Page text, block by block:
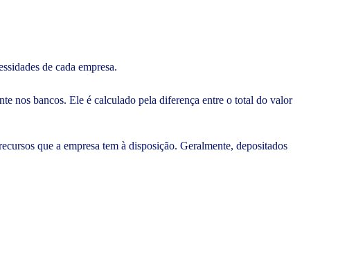
de cada empresa.
nos bancos. Ele é calculado pela diferença entre o total do valor
que a empresa tem à disposição. Geralmente, depositados